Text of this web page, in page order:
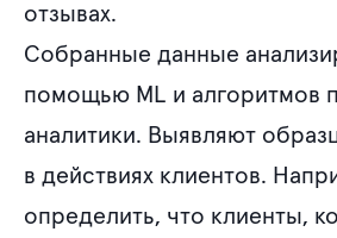
отзывах.
Собранные данные
помощью ML и алгоритмов
аналитики. Выявляют
в действиях клиентов.
определить, что клиенты,